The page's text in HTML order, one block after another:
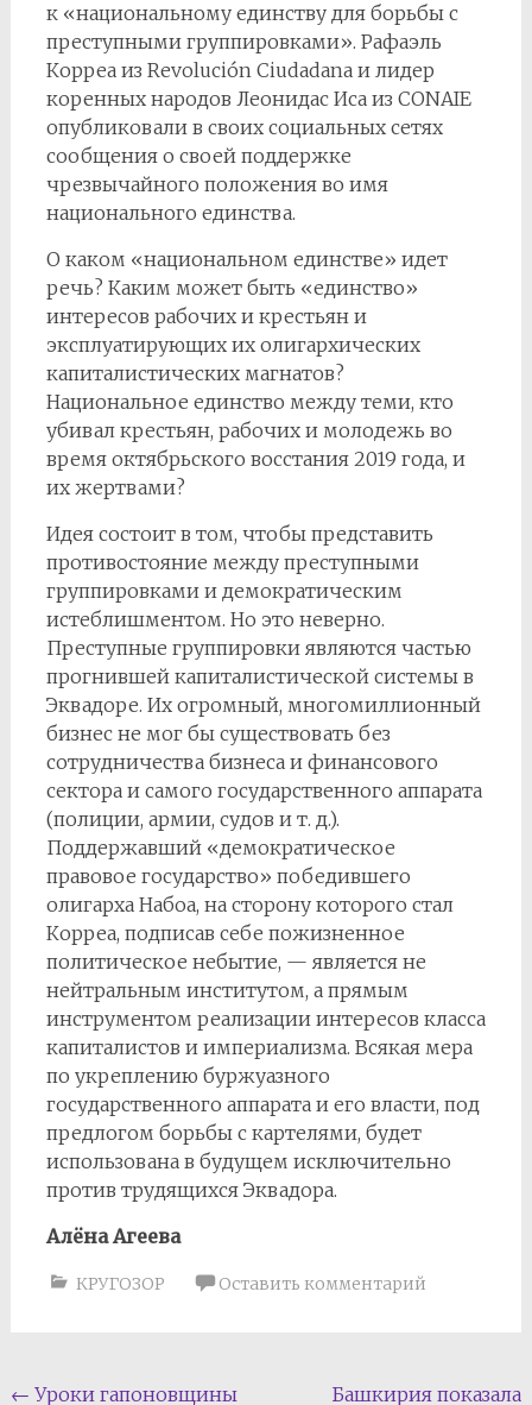
к «национальному единству для борьбы с
преступными группировками». Рафаэль
Корреа из Revolución Ciudadana и лидер
коренных народов Леонидас Иса из CONAIE
опубликовали в своих социальных сетях
сообщения о своей поддержке
чрезвычайного положения во имя
национального единства.
О каком «национальном единстве» идет
речь? Каким может быть «единство»
интересов рабочих и крестьян и
эксплуатирующих их олигархических
капиталистических магнатов?
Национальное единство между теми, кто
убивал крестьян, рабочих и молодежь во
время октябрьского восстания 2019 года, и
их жертвами?
Идея состоит в том, чтобы представить
противостояние между преступными
группировками и демократическим
истеблишментом. Но это неверно.
Преступные группировки являются частью
прогнившей капиталистической системы в
Эквадоре. Их огромный, многомиллионный
бизнес не мог бы существовать без
сотрудничества бизнеса и финансового
сектора и самого государственного аппарата
(полиции, армии, судов и т. д.).
Поддержавший «демократическое
правовое государство» победившего
олигарха Набоа, на сторону которого стал
Корреа, подписав себе пожизненное
политическое небытие, — является не
нейтральным институтом, а прямым
инструментом реализации интересов класса
капиталистов и империализма. Всякая мера
по укреплению буржуазного
государственного аппарата и его власти, под
предлогом борьбы с картелями, будет
использована в будущем исключительно
против трудящихся Эквадора.
Алёна Агеева
КРУГОЗОР Оставить комментарий
Навигация
← Уроки гапоновщины Башкирия показала